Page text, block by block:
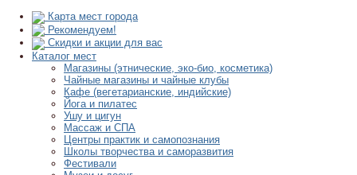
Карта мест города
Рекомендуем!
Скидки и акции для вас
Каталог мест
Магазины (этнические, эко-био, косметика)
Чайные магазины и чайные клубы
Кафе (вегетарианские, индийские)
Йога и пилатес
Ушу и цигун
Массаж и СПА
Центры практик и самопознания
Школы творчества и саморазвития
Фестивали